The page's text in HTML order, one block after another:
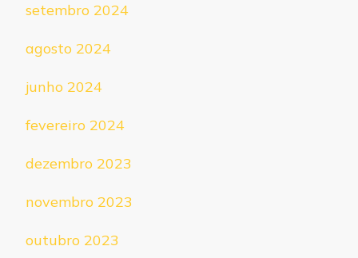
setembro 2024
agosto 2024
junho 2024
fevereiro 2024
dezembro 2023
novembro 2023
outubro 2023